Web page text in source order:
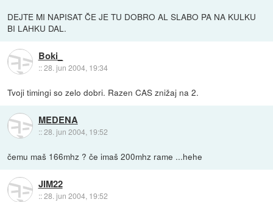
DEJTE MI NAPISAT ČE JE TU DOBRO AL SLABO PA NA KULKU
BI LAHKU DAL.
Boki_
::28. jun 2004, 19:34
Tvoji timingi so zelo dobri. Razen CAS znižaj na 2.
MEDENA
::28. jun 2004, 19:52
čemu maš 166mhz ? če imaš 200mhz rame ...hehe
JIM22
::28. jun 2004, 19:52